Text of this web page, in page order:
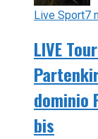
Live Sport7
LIVE
dominio
bis